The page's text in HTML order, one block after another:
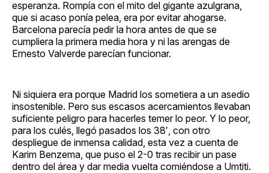
esperanza. Rompía con el mito del gigante azulgrana,
que si acaso ponía pelea, era por evitar ahogarse.
Barcelona parecía pedir la hora antes de que se
cumpliera la primera media hora y ni las arengas de
Ernesto Valverde parecían funcionar.
Ni siquiera era porque Madrid los sometiera a un asedio
insostenible. Pero sus escasos acercamientos llevaban
suficiente peligro para hacerles temer lo peor. Y lo peor,
para los culés, llegó pasados los 38′, con otro
despliegue de inmensa calidad, esta vez a cuenta de
Karim Benzema, que puso el 2-0 tras recibir un pase
dentro del área y dar media vuelta comiéndose a Umtiti.